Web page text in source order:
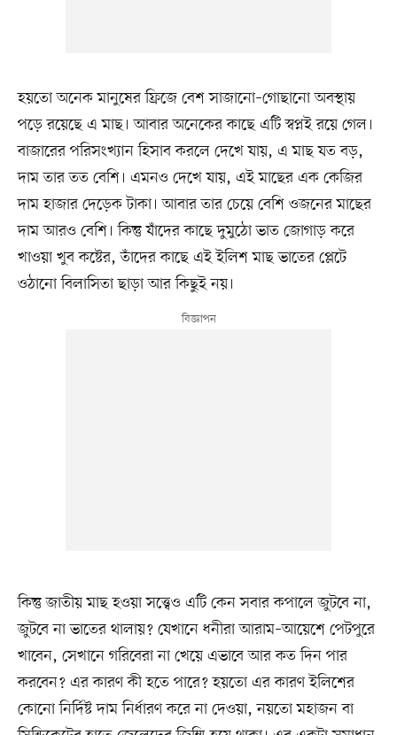
হয়তো অনেক মানুষের ফ্রিজে বেশ সাজানো–গোছানো অবস্থায়
পড়ে রয়েছে এ মাছ। আবার অনেকের কাছে এটি স্বপ্নই রয়ে গেল।
বাজারের পরিসংখ্যান হিসাব করলে দেখে যায়, এ মাছ যত বড়,
দাম তার তত বেশি। এমনও দেখে যায়, এই মাছের এক কেজির
দাম হাজার দেড়েক টাকা। আবার তার চেয়ে বেশি ওজনের মাছের
দাম আরও বেশি। কিন্তু যাঁদের কাছে দুমুঠো ভাত জোগাড় করে
খাওয়া খুব কষ্টের, তাঁদের কাছে এই ইলিশ মাছ ভাতের প্লেটে
ওঠানো বিলাসিতা ছাড়া আর কিছুই নয়।
কিন্তু জাতীয় মাছ হওয়া সত্ত্বেও এটি কেন সবার কপালে জুটবে না,
জুটবে না ভাতের থালায়? যেখানে ধনীরা আরাম–আয়েশে পেটপুরে
খাবেন, সেখানে গরিবেরা না খেয়ে এভাবে আর কত দিন পার
করবেন? এর কারণ কী হতে পারে? হয়তো এর কারণ ইলিশের
কোনো নির্দিষ্ট দাম নির্ধারণ করে না দেওয়া, নয়তো মহাজন বা